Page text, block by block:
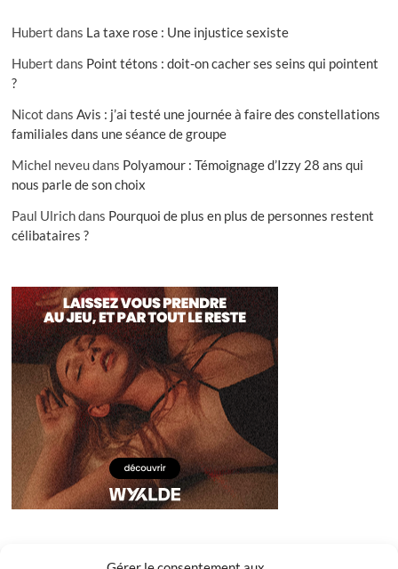
Hubert dans La taxe rose : Une injustice sexiste
Hubert dans Point tétons : doit-on cacher ses seins qui pointent
?
Nicot dansAvis : j’ai testé une journée à faire des constellations
familiales dans une séance de groupe
Michel neveudans Polyamour : Témoignage d’Izzy 28 ans qui
nous parle de son choix
Paul Ulrichdans Pourquoi de plus en plus de personnes restent
célibataires ?